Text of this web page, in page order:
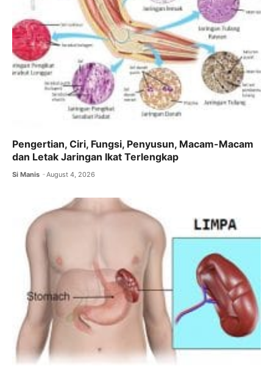
Pengertian, Ciri, Fungsi, Penyusun, Macam-Macam
dan Letak Jaringan Ikat Terlengkap
Si Manis August 4, 2026